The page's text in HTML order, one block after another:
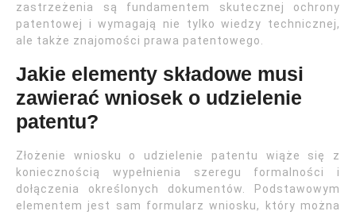
zastrzeżenia są fundamentem skutecznej ochrony
patentowej i wymagają nie tylko wiedzy technicznej,
ale także znajomości prawa patentowego.
Jakie elementy składowe musi
zawierać wniosek o udzielenie
patentu?
Złożenie wniosku o udzielenie patentu wiąże się z
koniecznością wypełnienia szeregu formalności i
dołączenia określonych dokumentów. Podstawowym
elementem jest sam formularz wniosku, który można